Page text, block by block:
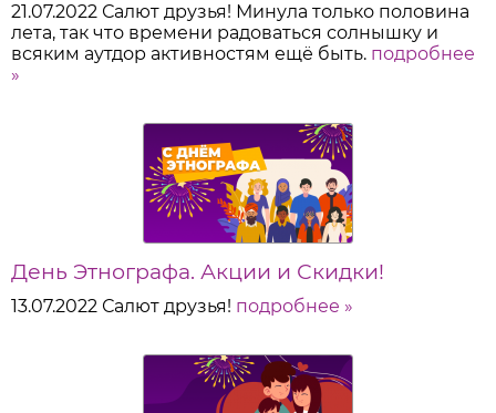
21.07.2022 Салют друзья! Минула только половина
лета, так что времени радоваться солнышку и
всяким аутдор активностям ещё быть. подробнее
»
День Этнографа. Акции и Скидки!
13.07.2022 Салют друзья! подробнее »